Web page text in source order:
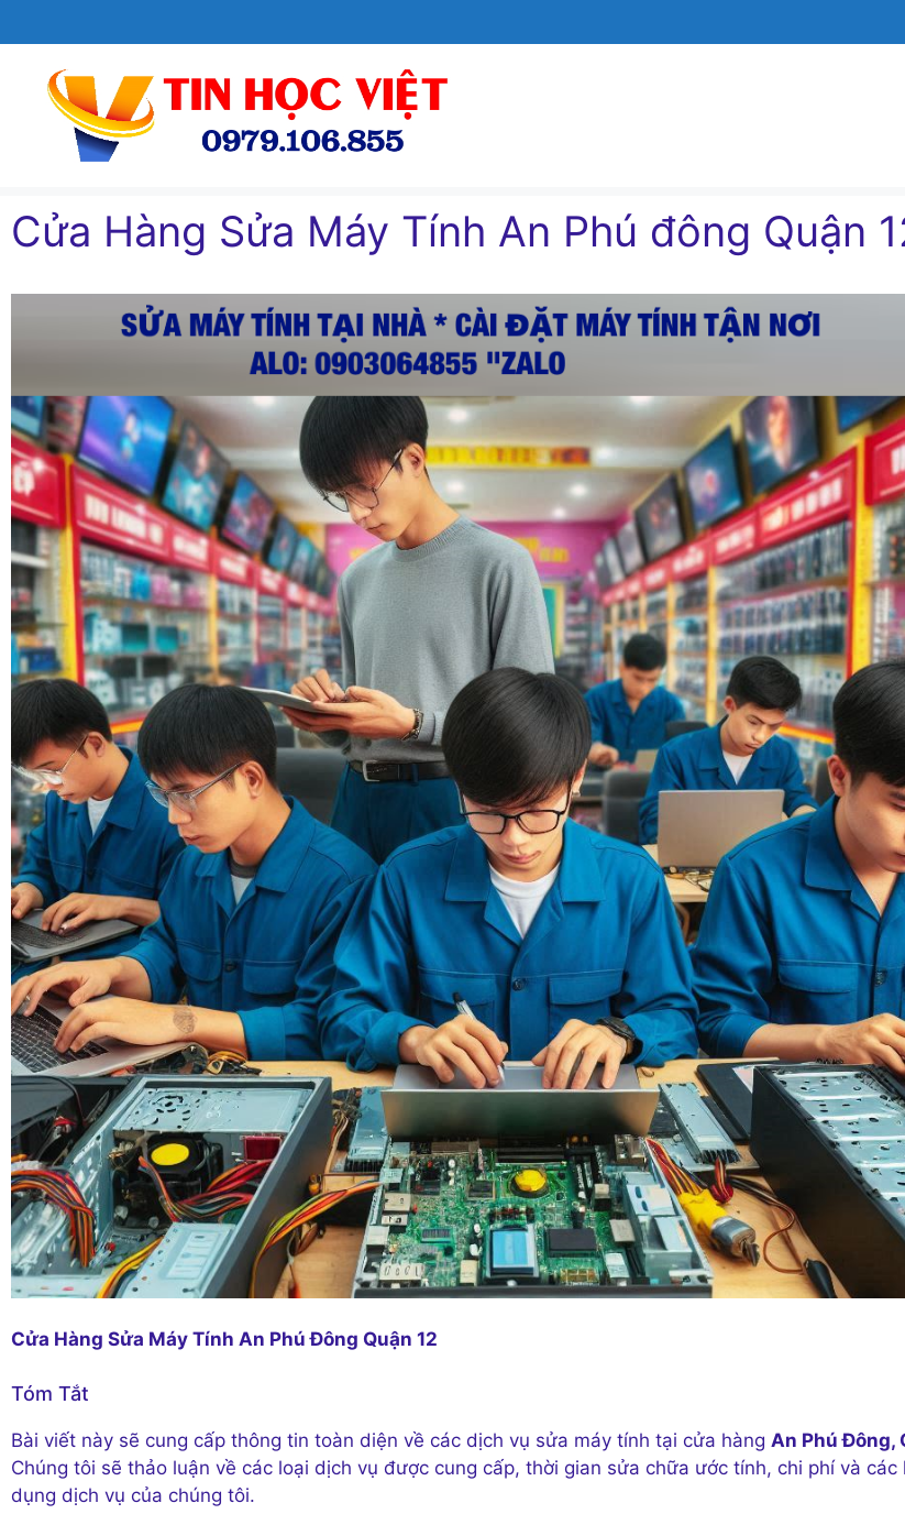
đến
Cửa Hàng Sửa Máy Tính An Phú đông Quận
Cửa Hàng Sửa Máy Tính An Phú Đông Quận 12
Tóm Tắt
Bài viết này sẽ cung cấp thông tin toàn diện về các dịch vụ sửa máy tính tại cửa hàng An Phú Đông,
Chúng tôi sẽ thảo luận về các loại dịch vụ được cung cấp, thời gian sửa chữa ước tính, chi phí và các
dụng dịch vụ của chúng tôi.